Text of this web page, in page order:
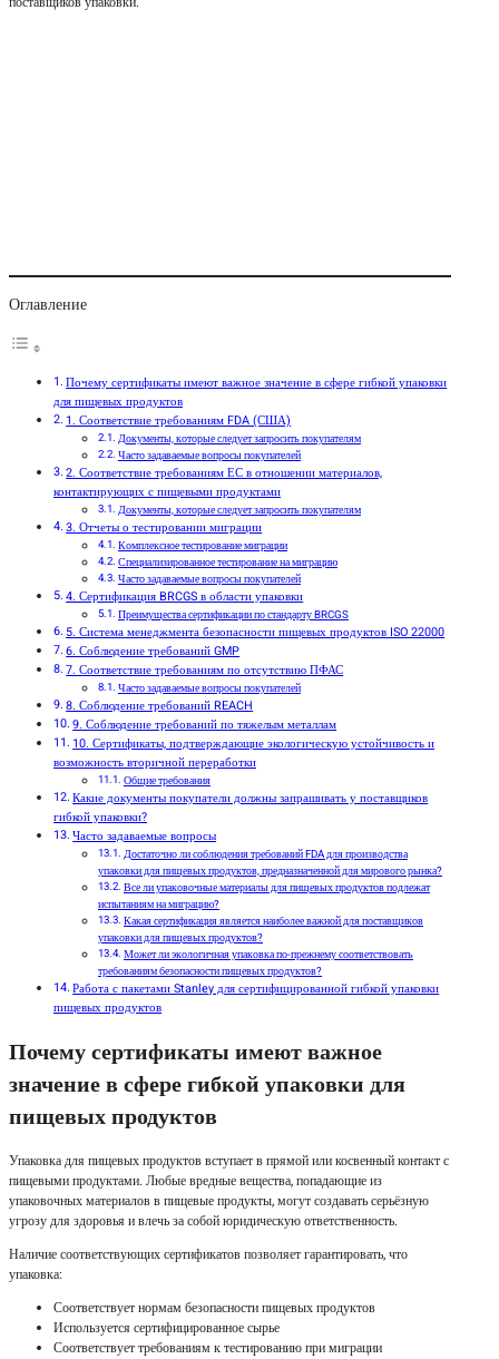
Оглавление
Почему сертификаты имеют важное значение в сфере гибкой упаковки
для пищевых продуктов
1. Соответствие требованиям FDA (США)
Документы, которые следует запросить покупателям
Часто задаваемые вопросы покупателей
2. Соответствие требованиям ЕС в отношении материалов,
контактирующих с пищевыми продуктами
Документы, которые следует запросить покупателям
3. Отчеты о тестировании миграции
Комплексное тестирование миграции
Специализированное тестирование на миграцию
Часто задаваемые вопросы покупателей
4. Сертификация BRCGS в области упаковки
Преимущества сертификации по стандарту BRCGS
5. Система менеджмента безопасности пищевых продуктов ISO 22000
6. Соблюдение требований GMP
7. Соответствие требованиям по отсутствию ПФАС
Часто задаваемые вопросы покупателей
8. Соблюдение требований REACH
9. Соблюдение требований по тяжелым металлам
10. Сертификаты, подтверждающие экологическую устойчивость и
возможность вторичной переработки
Общие требования
Какие документы покупатели должны запрашивать у поставщиков
гибкой упаковки?
Часто задаваемые вопросы
Достаточно ли соблюдения требований FDA для производства
упаковки для пищевых продуктов, предназначенной для мирового рынка?
Все ли упаковочные материалы для пищевых продуктов подлежат
испытаниям на миграцию?
Какая сертификация является наиболее важной для поставщиков
упаковки для пищевых продуктов?
Может ли экологичная упаковка по-прежнему соответствовать
требованиям безопасности пищевых продуктов?
Работа с пакетами Stanley для сертифицированной гибкой упаковки
пищевых продуктов
Почему сертификаты имеют важное
значение в сфере гибкой упаковки для
пищевых продуктов
Упаковка для пищевых продуктов вступает в прямой или косвенный контакт с
пищевыми продуктами. Любые вредные вещества, попадающие из
упаковочных материалов в пищевые продукты, могут создавать серьёзную
угрозу для здоровья и влечь за собой юридическую ответственность.
Наличие соответствующих сертификатов позволяет гарантировать, что
упаковка:
Соответствует нормам безопасности пищевых продуктов
Используется сертифицированное сырье
Соответствует требованиям к тестированию при миграции